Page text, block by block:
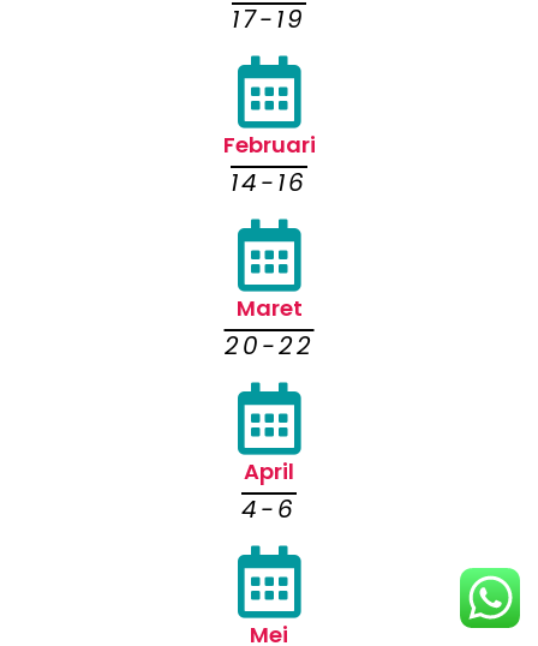
17-19
Februari
14-16
Maret
20-22
April
4-6
Mei